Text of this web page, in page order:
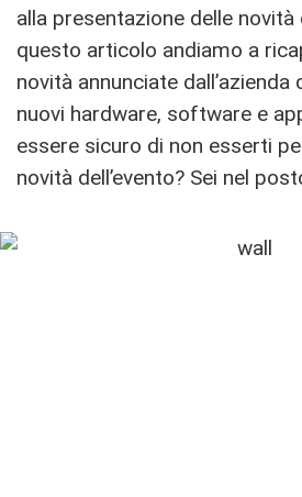
alla presentazione delle novità
questo articolo andiamo a
novità annunciate
nuovi hardware, software e
essere sicuro di non esserti
novità dell’evento? Sei nel